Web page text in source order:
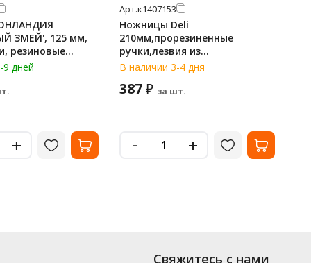
ЗМЕЙ', 125 мм,
резиновые
желтые,
236856
9 дней
+
Арт.к1407153
Ножницы Deli
210мм,прорезиненные
ручки,лезвия из
нержавеющей стали,блистер
В наличии 3-4 дня
387₽ за шт.
- +
Свяжитесь с нами